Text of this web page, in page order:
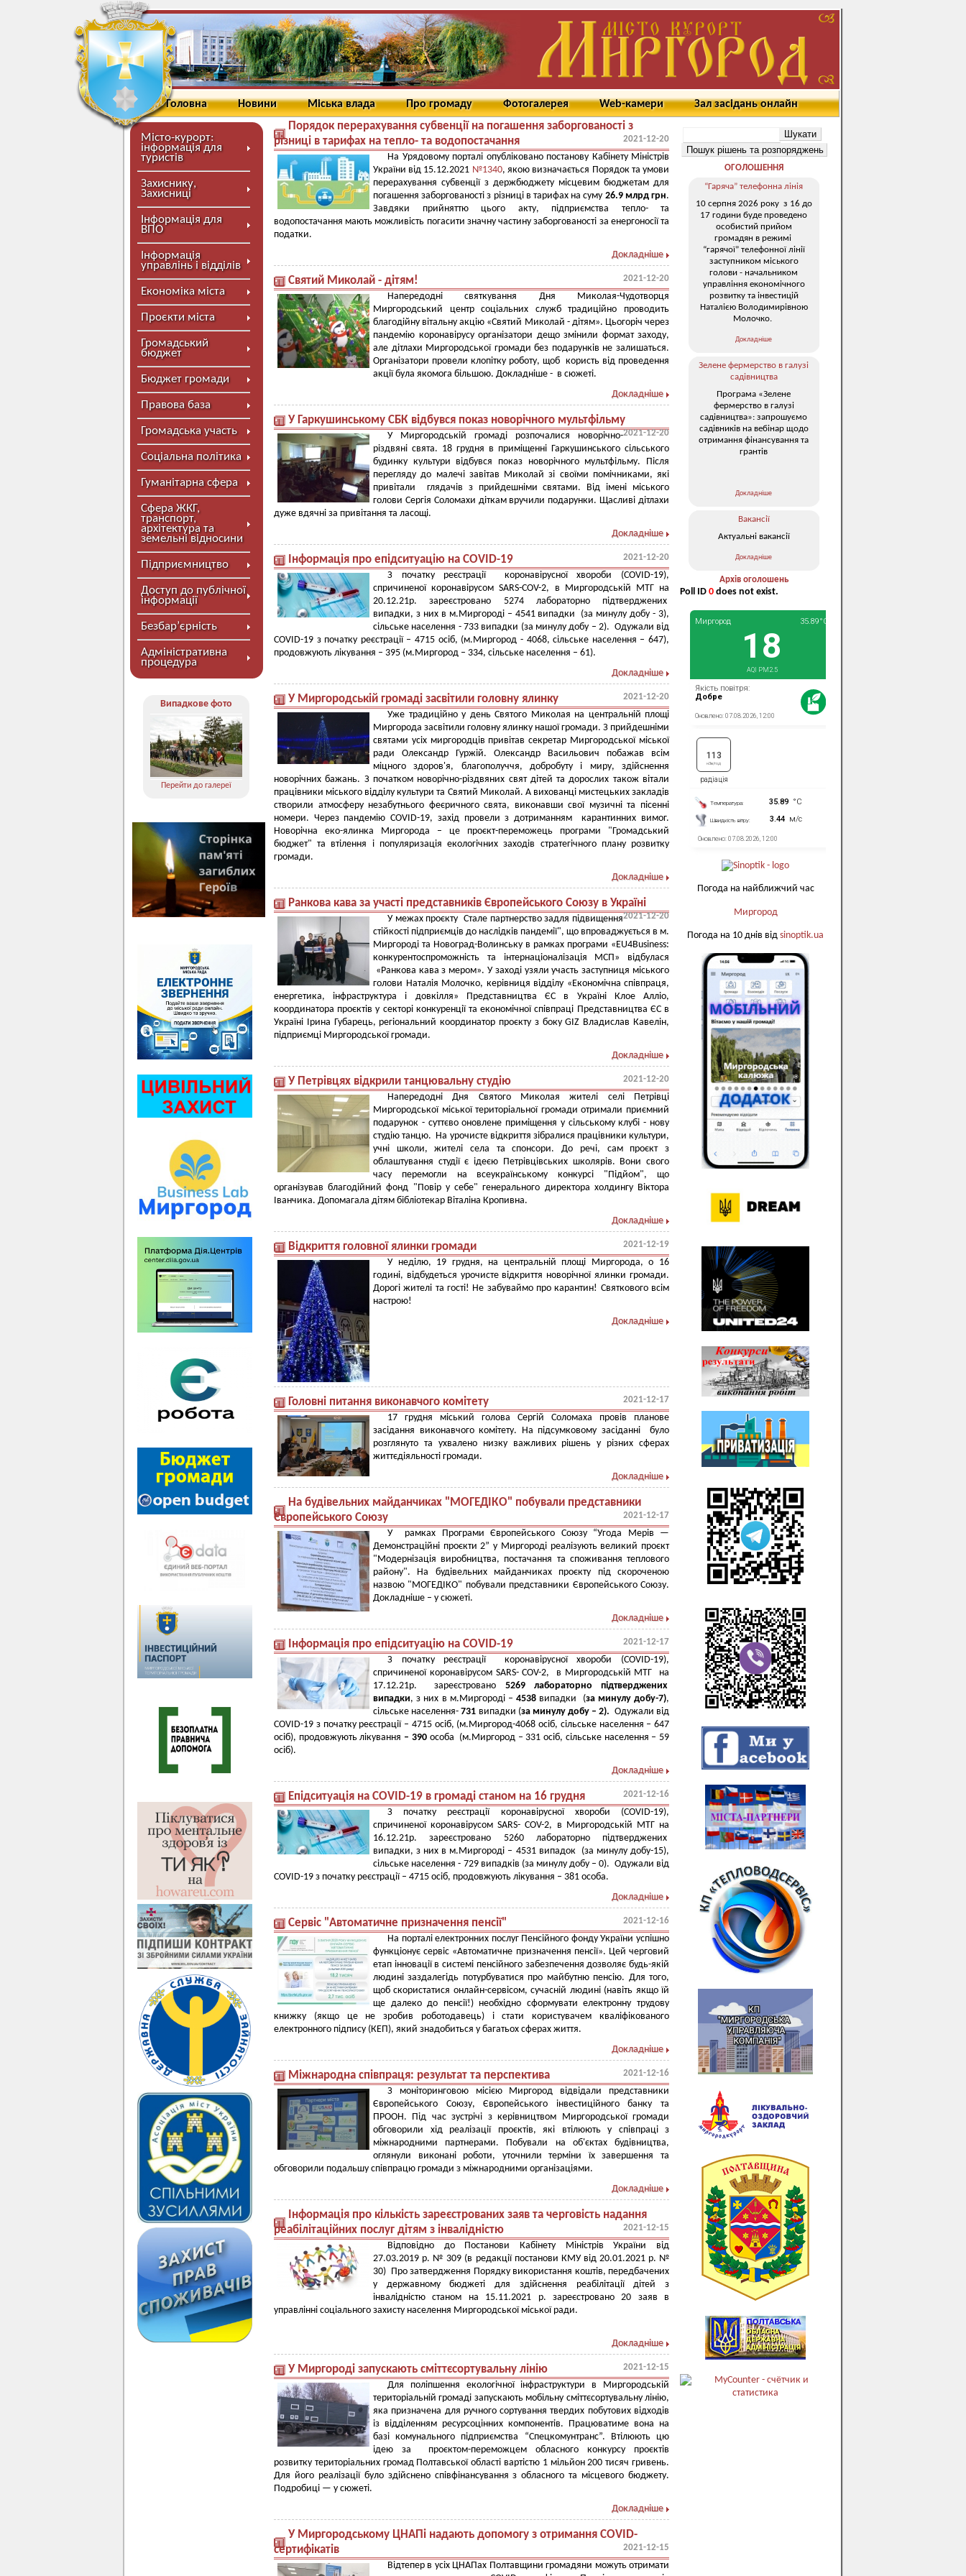
Головна Новини Міська влада Про громаду Фотогалерея Web-камери Зал засідань онлайн
Місто-курорт:
інформація для
туристів
Захиснику,
Захисниці
Інформація для
ВПО
Інформація
управлінь і відділів
Економіка міста
Проєкти міста
Громадський
бюджет
Бюджет громади
Правова база
Громадська участь
Соціальна політика
Гуманітарна сфера
Сфера ЖКГ,
транспорт,
архітектура та
земельні відносини
Підприємництво
Доступ до публічної
інформації
Безбар’єрність
Адміністративна
процедура
Випадкове фото
Перейти до галереї
Порядок перерахування субвенції на погашення заборгованості з
різниці в тарифах на тепло- та водопостачання
2021-12-20
На Урядовому порталі опубліковано постанову Кабінету Міністрів
України від 15.12.2021 №1340, якою визначається Порядок та умови
перерахування субвенції з держбюджету місцевим бюджетам для
погашення заборгованості з різниці в тарифах на суму 26.9 млрд грн.
Завдяки прийняттю цього акту, підприємства тепло- та
водопостачання мають можливість погасити значну частину заборгованості за енергоносії та
податки.
Докладніше
Святий Миколай - дітям! 2021-12-20
Напередодні святкування Дня Миколая-Чудотворця
Миргородський центр соціальних служб традиційно проводить
благодійну вітальну акцію «Святий Миколай - дітям». Цьогоріч через
пандемію коронавірусу організатори дещо змінили формат заходу,
але дітлахи Миргородської громади без подарунків не залишаться.
Організатори провели клопітку роботу, щоб користь від проведення
акції була якомога більшою. Докладніше - в сюжеті.
Докладніше
У Гаркушинському СБК відбувся показ новорічного мультфільму
2021-12-20
У Миргородській громаді розпочалися новорічно-
різдвяні свята. 18 грудня в приміщенні Гаркушинського сільського
будинку культури відбувся показ новорічного мультфільму. Після
перегляду до малечі завітав Миколай зі своїми помічниками, які
привітали глядачів з прийдешніми святами. Від імені міського
голови Сергія Соломахи діткам вручили подарунки. Щасливі дітлахи
дуже вдячні за привітання та ласощі.
Докладніше
Інформація про епідситуацію на COVID-19 2021-12-20
З початку реєстрації коронавірусної хвороби (COVID-19),
спричиненої коронавірусом SARS-COV-2, в Миргородській МТГ на
20.12.21р. зареєстровано 5274 лабораторно підтверджених
випадки, з них в м.Миргороді – 4541 випадки (за минулу добу - 3),
сільське населення - 733 випадки (за минулу добу – 2). Одужали від
COVID-19 з початку реєстрації – 4715 осіб, (м.Миргород - 4068, сільське населення – 647),
продовжують лікування – 395 (м.Миргород – 334, сільське населення – 61).
Докладніше
У Миргородській громаді засвітили головну ялинку 2021-12-20
Уже традиційно у день Святого Миколая на центральній площі
Миргорода засвітили головну ялинку нашої громади. З прийдешніми
святами усіх миргородців привітав секретар Миргородської міської
ради Олександр Гуржій. Олександр Васильович побажав всім
міцного здоров'я, благополуччя, добробуту і миру, здійснення
новорічних бажань. З початком новорічно-різдвяних свят дітей та дорослих також вітали
працівники міського відділу культури та Святий Миколай. А вихованці мистецьких закладів
створили атмосферу незабутнього феєричного свята, виконавши свої музичні та пісенні
номери. Через пандемію COVID-19, захід провели з дотриманням карантинних вимог.
Новорічна еко-ялинка Миргорода – це проєкт-переможець програми "Громадський
бюджет" та втілення і популяризація екологічних заходів стратегічного плану розвитку
громади.
Докладніше
Ранкова кава за участі представників Європейського Союзу в Україні
2021-12-20
У межах проєкту Стале партнерство задля підвищення
стійкості підприємців до наслідків пандемії", що впроваджується в м.
Миргороді та Новоград-Волинську в рамках програми «EU4Business:
конкурентоспроможність та інтернаціоналізація МСП» відбулася
«Ранкова кава з мером». У заході узяли участь заступниця міського
голови Наталія Молочко, керівниця відділу «Економічна співпраця,
енергетика, інфраструктура і довкілля» Представництва ЄС в Україні Клое Алліо,
координатора проєктів у секторі конкуренції та економічної співпраці Представництва ЄС в
Україні Ірина Губарець, регіональний координатор проєкту з боку GIZ Владислав Кавелін,
підприємці Миргородської громади.
Докладніше
У Петрівцях відкрили танцювальну студію 2021-12-20
Напередодні Дня Святого Миколая жителі селі Петрівці
Миргородської міської територіальної громади отримали приємний
подарунок - суттєво оновлене приміщення у сільському клубі - нову
студію танцю. На урочисте відкриття зібралися працівники культури,
учні школи, жителі села та спонсори. До речі, сам проєкт з
облаштування студії є ідеєю Петрівцівських школярів. Вони свого
часу перемогли на всеукраїнському конкурсі "Підйом", що
організував благодійний фонд "Повір у себе" генерального директора холдингу Віктора
Іванчика. Допомагала дітям бібліотекар Віталіна Кропивна.
Докладніше
Відкриття головної ялинки громади 2021-12-19
У неділю, 19 грудня, на центральній площі Миргорода, о 16
годині, відбудеться урочисте відкриття новорічної ялинки громади.
Дорогі жителі та гості! Не забуваймо про карантин! Святкового всім
настрою!
Докладніше
Головні питання виконавчого комітету 2021-12-17
17 грудня міський голова Сергій Соломаха провів планове
засідання виконавчого комітету. На підсумковому засіданні було
розглянуто та ухвалено низку важливих рішень у різних сферах
життєдіяльності громади.
Докладніше
На будівельних майданчиках "МОГЕДІКО" побували представники
Європейського Союзу
2021-12-17
У рамках Програми Європейського Союзу “Угода Мерів —
Демонстраційні проєкти 2” у Миргороді реалізують великий проєкт
"Модернізація виробництва, постачання та споживання теплового
району". На будівельних майданчиках проєкту під скороченою
назвою "МОГЕДІКО" побували представники Європейського Союзу.
Докладніше – у сюжеті.
Докладніше
Інформація про епідситуацію на COVID-19 2021-12-17
З початку реєстрації коронавірусної хвороби (COVID-19),
спричиненої коронавірусом SARS- COV-2, в Миргородській МТГ на
17.12.21р. зареєстровано 5269 лабораторно підтверджених
випадки, з них в м.Миргороді –4538 випадки (за минулу добу-7),
сільське населення-731 випадки (за минулу добу –2). Одужали від
COVID-19 з початку реєстрації – 4715 осіб, (м.Миргород-4068 осіб, сільське населення – 647
осіб), продовжують лікування – 390 особа (м.Миргород – 331 осіб, сільське населення – 59
осіб).
Докладніше
Епідситуація на COVID-19 в громаді станом на 16 грудня 2021-12-16
З початку реєстрації коронавірусної хвороби (COVID-19),
спричиненої коронавірусом SARS- COV-2, в Миргородській МТГ на
16.12.21р. зареєстровано 5260 лабораторно підтверджених
випадки, з них в м.Миргороді – 4531 випадок (за минулу добу-15),
сільське населення - 729 випадків (за минулу добу – 0). Одужали від
COVID-19 з початку реєстрації – 4715 осіб, продовжують лікування – 381 особа.
Докладніше
Cервіс "Автоматичне призначення пенсії" 2021-12-16
На порталі електронних послуг Пенсійного фонду України успішно
функціонує сервіс «Автоматичне призначення пенсії». Цей черговий
етап інновації в системі пенсійного забезпечення дозволяє будь-якій
людині заздалегідь потурбуватися про майбутню пенсію. Для того,
щоб скористатися онлайн-сервісом, сучасній людині (навіть якщо їй
ще далеко до пенсії!) необхідно сформувати електронну трудову
книжку (якщо це не зробив роботодавець) і стати користувачем кваліфікованого
електронного підпису (КЕП), який знадобиться у багатьох сферах життя.
Докладніше
Міжнародна співпраця: результат та перспектива 2021-12-16
З моніторинговою місією Миргород відвідали представники
Європейського Союзу, Європейського інвестиційного банку та
ПРООН. Під час зустрічі з керівництвом Миргородської громади
обговорили хід реалізації проєктів, які втілюють у співпраці з
міжнародними партнерами. Побували на об'єктах будівництва,
оглянули виконані роботи, уточнили терміни їх завершення та
обговорили подальшу співпрацю громади з міжнародними організаціями.
Докладніше
Інформація про кількість зареєстрованих заяв та черговість надання
реабілітаційних послуг дітям з інвалідністю
2021-12-15
Відповідно до Постанови Кабінету Міністрів України від
27.03.2019 р. № 309 (в редакції постанови КМУ від 20.01.2021 р. №
30) Про затвердження Порядку використання коштів, передбачених
у державному бюджеті для здійснення реабілітації дітей з
інвалідністю станом на 15.11.2021 р. зареєстровано 20 заяв в
управлінні соціального захисту населення Миргородської міської ради.
Докладніше
У Миргороді запускають сміттєсортувальну лінію 2021-12-15
Для поліпшення екологічної інфраструктури в Миргородській
територіальній громаді запускають мобільну сміттєсортувальну лінію,
яка призначена для ручного сортування твердих побутових відходів
із відділенням ресурсоцінних компонентів. Працюватиме вона на
базі комунального підприємства “Спецкомунтранс”. Втілюють цю
ідею за проєктом-переможцем обласного конкурсу проєктів
розвитку територіальних громад Полтавської області вартістю 1 мільйон 200 тисяч гривень.
Для його реалізації було здійснено співфінансування з обласного та місцевого бюджету.
Подробиці — у сюжеті.
Докладніше
У Миргородському ЦНАПі надають допомогу з отримання СOVID-
сертифікатів
2021-12-15
Відтепер в усіх ЦНАПах Полтавщини громадяни можуть отримати
ОГОЛОШЕННЯ
“Гаряча” телефонна лінія
10 серпня 2026 року з 16 до
17 години буде проведено
особистий прийом
громадян в режимі
“гарячої” телефонної лінії
заступником міського
голови - начальником
управління економічного
розвитку та інвестицій
Наталією Володимирівною
Молочко.
Докладніше
Зелене фермерство в галузі
садівництва
Програма «Зелене
фермерство в галузі
садівництва»: запрошуємо
садівників на вебінар щодо
отримання фінансування та
грантів
Докладніше
Вакансії
Актуальні вакансії
Докладніше
Архів оголошень
Poll ID 0 does not exist.
Погода на найближчий час
Миргород
Погода на 10 днів від sinoptik.ua